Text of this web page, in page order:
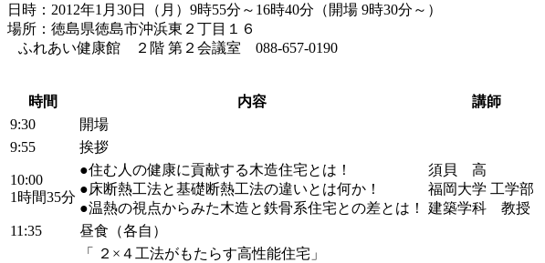
日時：2012年1月30日（月）9時55分～16時40分（開場 9時30分～）
場所：徳島県徳島市沖浜東２丁目１６
ふれあい健康館 ２階 第２会議室 088-657-0190
時間 内容
講師
9:30
開場
9:55
挨拶
10:00
1時間35分
●住む人の健康に貢献する木造住宅とは！
●床断熱工法と基礎断熱工法の違いとは何か！
●温熱の視点からみた木造と鉄骨系住宅との差とは！
須貝 高
福岡大学 工学部
建築学科 教授
11:35
昼食（各自）
「 ２×４工法がもたらす高性能住宅」